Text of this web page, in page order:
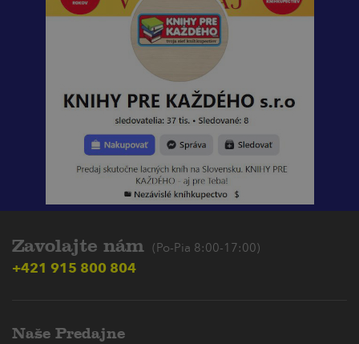
Zavolajte nám (Po-Pia 8:00-17:00)
+421 915 800 804
Naše Predajne